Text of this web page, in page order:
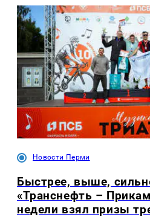
Новости Перми
Быстрее, выше,
«Транснефть –
недели взял призы